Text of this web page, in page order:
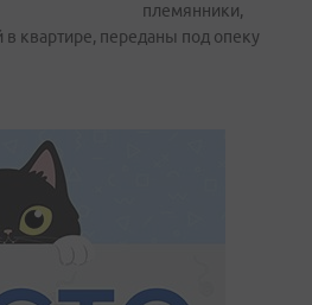
племянники,
в квартире, переданы под опеку